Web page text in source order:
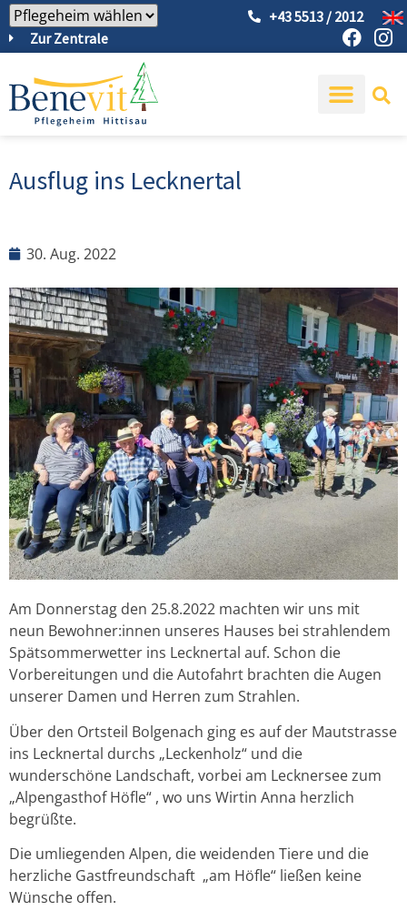
Zur Zentrale
+43 5513 / 2012
Ausflug ins Lecknertal
30. Aug. 2022
Am Donnerstag den 25.8.2022 machten wir uns mit
neun Bewohner:innen unseres Hauses bei strahlendem
Spätsommerwetter ins Lecknertal auf. Schon die
Vorbereitungen und die Autofahrt brachten die Augen
unserer Damen und Herren zum Strahlen.
Über den Ortsteil Bolgenach ging es auf der Mautstrasse
ins Lecknertal durchs „Leckenholz“ und die
wunderschöne Landschaft, vorbei am Lecknersee zum
„Alpengasthof Höfle“ , wo uns Wirtin Anna herzlich
begrüßte.
Die umliegenden Alpen, die weidenden Tiere und die
herzliche Gastfreundschaft „am Höfle“ ließen keine
Wünsche offen.